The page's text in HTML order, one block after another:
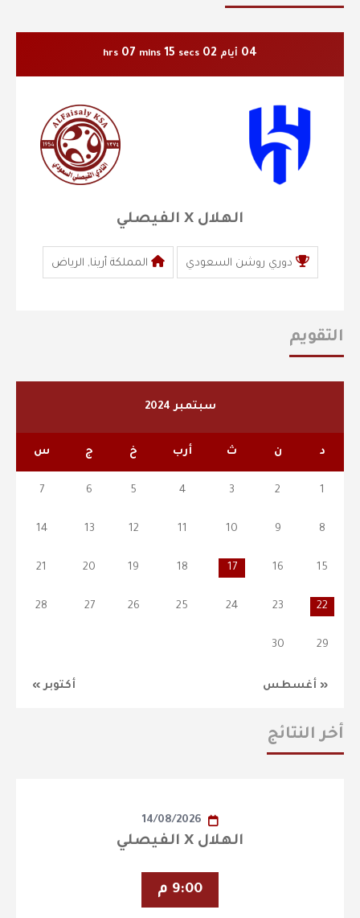
04 أيام 02
hrs 07 mins 14 secs
الهلال X الفيصلي
دوري روشن السعودي المملكة أرينا, الرياض
التقويم
سبتمبر 2024
د ن ث أرب خ ج س
« أغسطس أكتوبر »
1
2
3
4
5
6
7
8
9
10
11
12
13
14
15
16
17
18
19
20
21
22
23
24
25
26
27
28
29
30
أخر النتائج
14/08/2026
الهلال X الفيصلي
9:00 م